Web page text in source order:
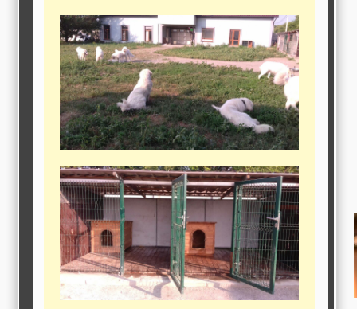
отделочные
материалы,
строительные
машины и техника,
все для
коммуникаций
Туризм, отдых,
путешествия,
авиакомпании, ж/д
перевозки,
пансионаты, отели,
Трудоустройство,
кадровые агентства,
крюининг
Программирование
сайта